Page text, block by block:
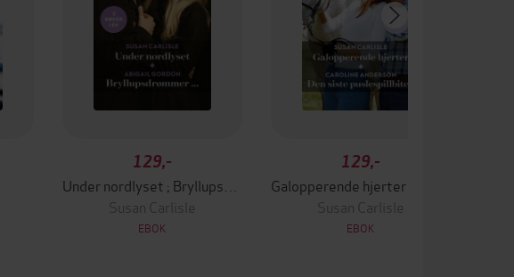
129,-
Susan Carlisle
EBOK
129,-
Susan Carlisle
EBOK